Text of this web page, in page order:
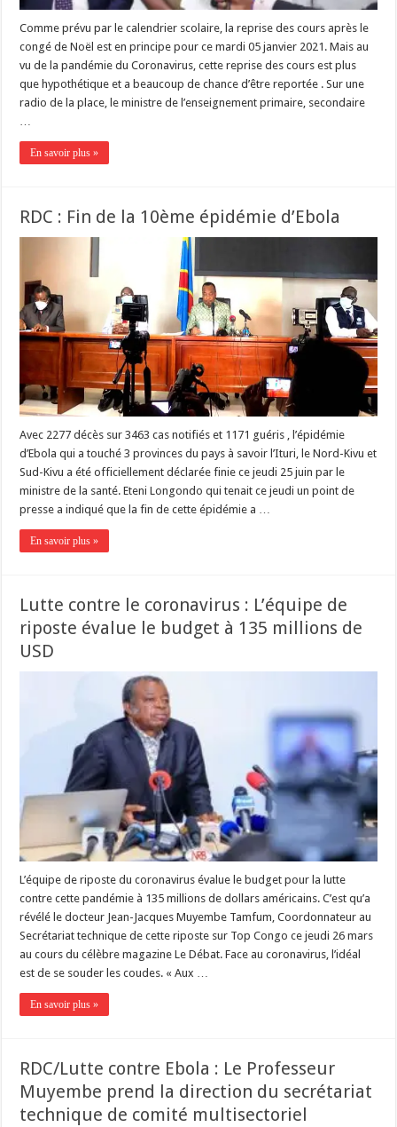
Comme prévu par le calendrier scolaire, la reprise des cours après le
congé de Noël est en principe pour ce mardi 05 janvier 2021. Mais au
vu de la pandémie du Coronavirus, cette reprise des cours est plus
que hypothétique et a beaucoup de chance d’être reportée . Sur une
radio de la place, le ministre de l’enseignement primaire, secondaire
En savoir plus »
RDC : Fin de la 10ème épidémie d’Ebola
Avec 2277 décès sur 3463 cas notifiés et 1171 guéris , l’épidémie
d’Ebola qui a touché 3 provinces du pays à savoir l’Ituri, le Nord-Kivu et
Sud-Kivu a été officiellement déclarée finie ce jeudi 25 juin par le
ministre de la santé. Eteni Longondo qui tenait ce jeudi un point de
presse a indiqué que la fin de cette épidémie a …
En savoir plus »
Lutte contre le coronavirus : L’équipe de
riposte évalue le budget à 135 millions de
USD
L’équipe de riposte du coronavirus évalue le budget pour la lutte
contre cette pandémie à 135 millions de dollars américains. C’est qu’a
révélé le docteur Jean-Jacques Muyembe Tamfum, Coordonnateur au
Secrétariat technique de cette riposte sur Top Congo ce jeudi 26 mars
au cours du célèbre magazine Le Débat. Face au coronavirus, l’idéal
est de se souder les coudes. « Aux …
En savoir plus »
RDC/Lutte contre Ebola : Le Professeur
Muyembe prend la direction du secrétariat
technique de comité multisectoriel